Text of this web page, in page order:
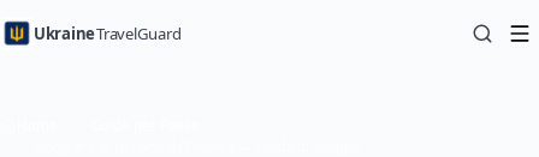
UkraineTravelGuard